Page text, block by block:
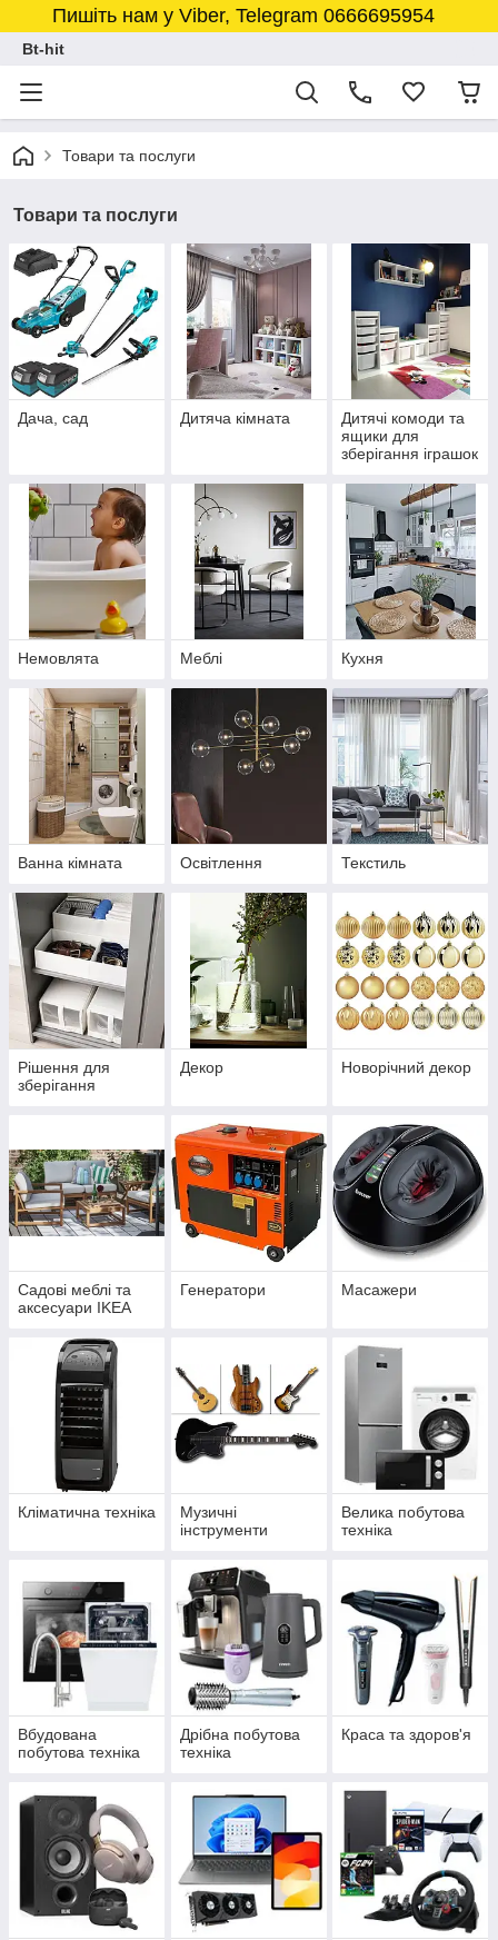
Пишіть нам у Viber, Telegram 0666695954
Bt-hit
Товари та послуги
Товари та послуги
Дача, сад Дитяча кімната
Дитячі комоди та
ящики для
зберігання іграшок
Немовлята Меблі Кухня
Ванна кімната Освітлення Текстиль
Рішення для
зберігання
Декор Новорічний декор
Садові меблі та
аксесуари IKEA
Генератори Масажери
Кліматична техніка
Музичні
інструменти
Велика побутова
техніка
Вбудована
побутова техніка
Дрібна побутова
техніка
Краса та здоров'я